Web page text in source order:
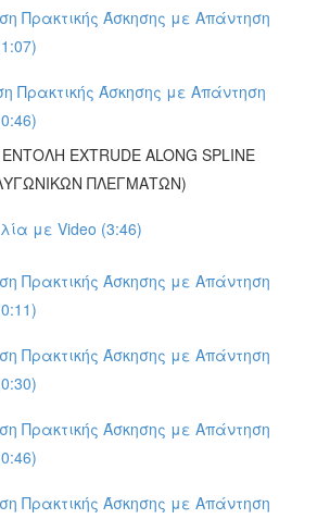
Πρακτικής Άσκησης με Απάντηση
Πρακτικής Άσκησης με Απάντηση
EXTRUDE ALONG SPLINE
ΠΛΕΓΜΑΤΩΝ)
με Video (3:46)
Πρακτικής Άσκησης με Απάντηση
Πρακτικής Άσκησης με Απάντηση
Πρακτικής Άσκησης με Απάντηση
Πρακτικής Άσκησης με Απάντηση